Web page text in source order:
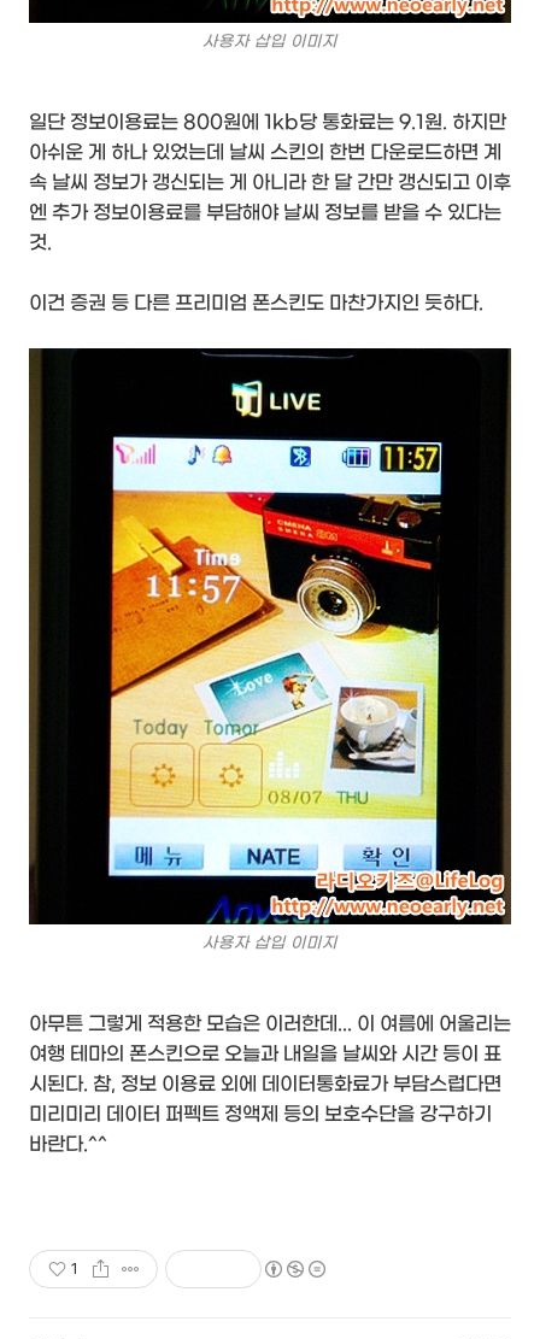
사용자 삽입 이미지
일단 정보이용료는 800원에 1kb당 통화료는 9.1원. 하지만
아쉬운 게 하나 있었는데 날씨 스킨의 한번 다운로드하면 계
속 날씨 정보가 갱신되는 게 아니라 한 달 간만 갱신되고 이후
엔 추가 정보이용료를 부담해야 날씨 정보를 받을 수 있다는
것.
이건 증권 등 다른 프리미엄 폰스킨도 마찬가지인 듯하다.
사용자 삽입 이미지
아무튼 그렇게 적용한 모습은 이러한데... 이 여름에 어울리는
여행 테마의 폰스킨으로 오늘과 내일을 날씨와 시간 등이 표
시된다. 참, 정보 이용료 외에 데이터통화료가 부담스럽다면
미리미리 데이터 퍼펙트 정액제 등의 보호수단을 강구하기
바란다.^^
1